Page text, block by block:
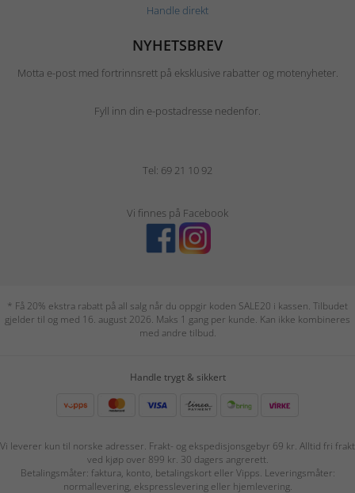
Handle direkt
NYHETSBREV
Motta e-post med fortrinnsrett på eksklusive rabatter og motenyheter.
Fyll inn din e-postadresse nedenfor.
Tel: 69 21 10 92
Vi finnes på Facebook
* Få 20% ekstra rabatt på all salg når du oppgir koden SALE20 i kassen. Tilbudet
gjelder til og med 16. august 2026. Maks 1 gang per kunde. Kan ikke kombineres
med andre tilbud.
Handle trygt & sikkert
Vi leverer kun til norske adresser. Frakt- og ekspedisjonsgebyr 69 kr. Alltid fri frakt
ved kjøp over 899 kr. 30 dagers angrerett.
Betalingsmåter: faktura, konto, betalingskort eller Vipps. Leveringsmåter:
normallevering, ekspresslevering eller hjemlevering.